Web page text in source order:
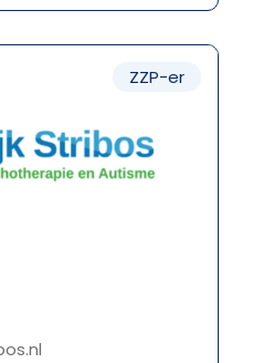
ZZP-er